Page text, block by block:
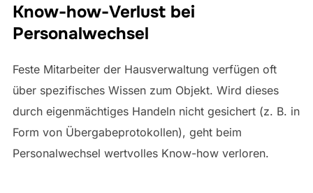
Know-how-Verlust bei
Personalwechsel
Feste Mitarbeiter der Hausverwaltung verfügen oft
über spezifisches Wissen zum Objekt. Wird dieses
durch eigenmächtiges Handeln nicht gesichert (z. B. in
Form von Übergabeprotokollen), geht beim
Personalwechsel wertvolles Know-how verloren.